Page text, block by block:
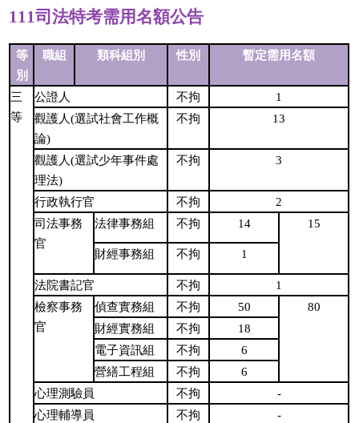
111司法特考需用名額公告
等
別
職組 類科組別 性別 暫定需用名額
三
等
公證人 不拘 1
觀護人(選試社會工作概
論)
不拘 13
觀護人(選試少年事件處
理法)
不拘 3
行政執行官 不拘 2
司法事務
官
法律事務組 不拘 14 15
財經事務組 不拘 1
法院書記官 不拘
1
檢察事務
官
偵查實務組 不拘 50 80
財經實務組 不拘 18
電子資訊組 不拘 6
營繕工程組 不拘 6
心理測驗員 不拘 -
心理輔導員 不拘 -